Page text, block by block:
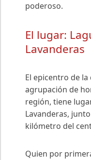
poderoso.
El lugar:
Lavanderas
El epicentro de
agrupación de
región, tiene
Lavanderas,
kilómetro del
Quien por